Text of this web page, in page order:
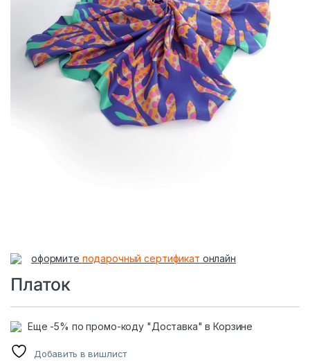
оформите подарочный сертификат онлайн
Платок
Еще -5% по промо-коду "Доставка" в Корзине
Добавить в вишлист